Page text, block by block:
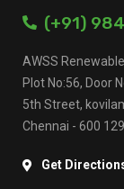
(+91)
AWSS
Plot No:56, Door
5th Street,
Chennai - 600 129
Get